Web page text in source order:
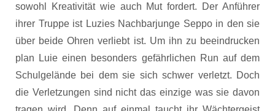
sowohl Kreativität wie auch Mut fordert. Der Anführer
ihrer Truppe ist Luzies Nachbarjunge Seppo in den sie
über beide Ohren verliebt ist. Um ihn zu beeindrucken
plan Luie einen besonders gefährlichen Run auf dem
Schulgelände bei dem sie sich schwer verletzt. Doch
die Verletzungen sind nicht das einzige was sie davon